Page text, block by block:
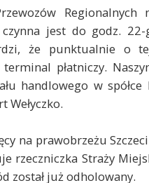
Regionalnych
czynna jest do godz.
że punktualnie o
terminal płatniczy.
handlowego w
Wełyczko.
na prawobrzeżu
rzeczniczka Straży
został już odholowany.